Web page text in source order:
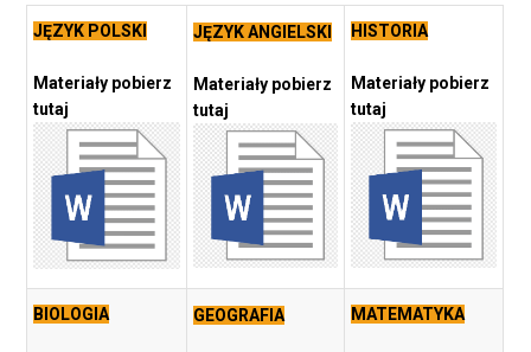
JĘZYK POLSKI
Materiały pobierz
tutaj
JĘZYK ANGIELSKI
Materiały pobierz
tutaj
HISTORIA
Materiały pobierz
tutaj
BIOLOGIA GEOGRAFIA MATEMATYKA